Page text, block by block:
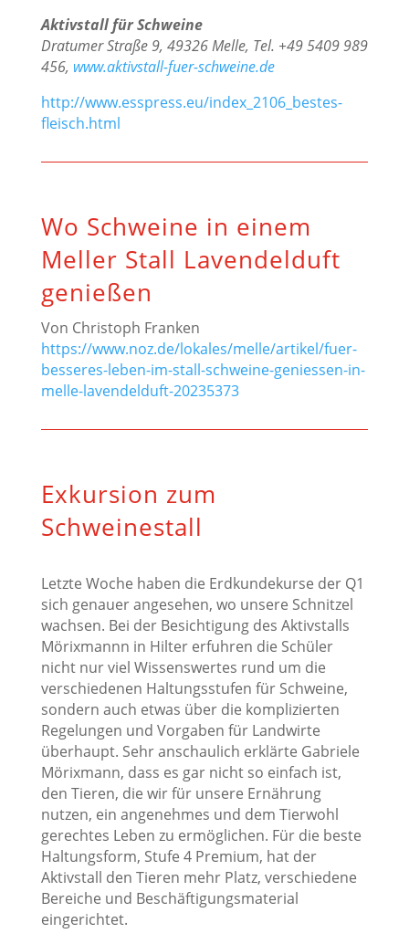
Aktivstall für Schweine
Dratumer Straße 9, 49326 Melle, Tel. +49 5409 989
456, www.aktivstall-fuer-schweine.de
http://www.esspress.eu/index_2106_bestes-
fleisch.html
Wo Schweine in einem
Meller Stall Lavendelduft
genießen
Von Christoph Franken
https://www.noz.de/lokales/melle/artikel/fuer-
besseres-leben-im-stall-schweine-geniessen-in-
melle-lavendelduft-20235373
Exkursion zum
Schweinestall
Letzte Woche haben die Erdkundekurse der Q1
sich genauer angesehen, wo unsere Schnitzel
wachsen. Bei der Besichtigung des Aktivstalls
Mörixmannn in Hilter erfuhren die Schüler
nicht nur viel Wissenswertes rund um die
verschiedenen Haltungsstufen für Schweine,
sondern auch etwas über die komplizierten
Regelungen und Vorgaben für Landwirte
überhaupt. Sehr anschaulich erklärte Gabriele
Mörixmann, dass es gar nicht so einfach ist,
den Tieren, die wir für unsere Ernährung
nutzen, ein angenehmes und dem Tierwohl
gerechtes Leben zu ermöglichen. Für die beste
Haltungsform, Stufe 4 Premium, hat der
Aktivstall den Tieren mehr Platz, verschiedene
Bereiche und Beschäftigungsmaterial
eingerichtet.